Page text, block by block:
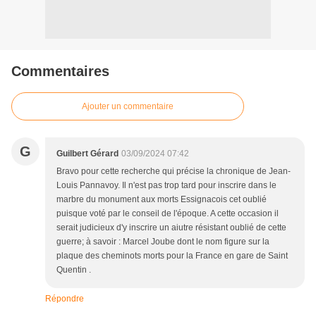
Commentaires
Ajouter un commentaire
G Guilbert Gérard 03/09/2024 07:42
Bravo pour cette recherche qui précise la chronique de Jean-
Louis Pannavoy. Il n'est pas trop tard pour inscrire dans le
marbre du monument aux morts Essignacois cet oublié
puisque voté par le conseil de l'époque. A cette occasion il
serait judicieux d'y inscrire un aiutre résistant oublié de cette
guerre; à savoir : Marcel Joube dont le nom figure sur la
plaque des cheminots morts pour la France en gare de Saint
Quentin .
Répondre